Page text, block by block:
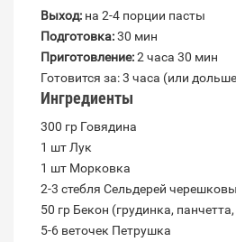
Выход: на 2-4 порции пасты
Подготовка:30 мин
Приготовление:2 часа 30 мин
Готовится за:3 часа (или
Ингредиенты
300 гр Говядина
1 шт Лук
1 шт Морковка
2-3 стебля Сельдерей
50 гр Бекон (грудинка,
5-6 веточек Петрушка